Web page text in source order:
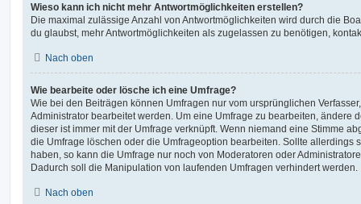
Wieso kann ich nicht mehr Antwortmöglichkeiten erstellen?
Die maximal zulässige Anzahl von Antwortmöglichkeiten wird durch die
du glaubst, mehr Antwortmöglichkeiten als zugelassen zu benötigen,
Nach oben
Wie bearbeite oder lösche ich eine Umfrage?
Wie bei den Beiträgen können Umfragen nur vom ursprünglichen
Administrator bearbeitet werden. Um eine Umfrage zu bearbeiten, ändere
dieser ist immer mit der Umfrage verknüpft. Wenn niemand eine Stimme
die Umfrage löschen oder die Umfrageoption bearbeiten. Sollte allerdings
haben, so kann die Umfrage nur noch von Moderatoren oder
Dadurch soll die Manipulation von laufenden Umfragen verhindert werden.
Nach oben